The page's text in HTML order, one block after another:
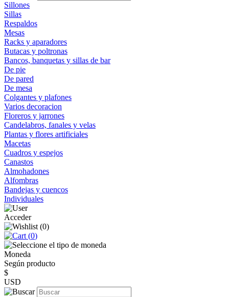
Sillones
Sillas
Respaldos
Mesas
Racks y aparadores
Butacas y poltronas
Bancos, banquetas y sillas de bar
De pie
De pared
De mesa
Colgantes y plafones
Varios decoracion
Floreros y jarrones
Candelabros, fanales y velas
Plantas y flores artificiales
Macetas
Cuadros y espejos
Canastos
Almohadones
Alfombras
Bandejas y cuencos
Individuales
Acceder
(0)
(0)
Moneda
Según producto
$
USD